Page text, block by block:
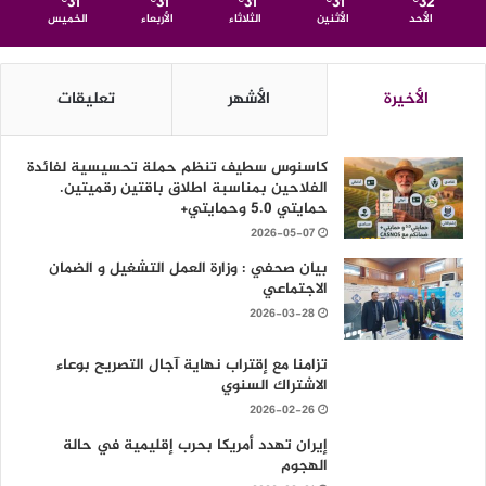
الأحد الأثنين الثلاثاء الأربعاء الخميس
الأخيرة الأشهر تعليقات
كاسنوس سطيف تنظم حملة تحسيسية لفائدة
الفلاحين بمناسبة اطلاق باقتين رقميتين.
حمايتي 5.0 وحمايتي+
2026-05-07
بيان صحفي : وزارة العمل التشغيل و الضمان
الاجتماعي
2026-03-28
تزامنا مع إقتراب نهاية آجال التصريح بوعاء
الاشتراك السنوي
2026-02-26
إيران تهدد أمريكا بحرب إقليمية في حالة
الهجوم